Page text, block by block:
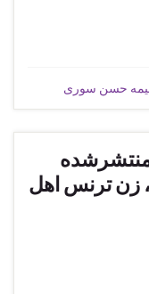
حسن سوری
زن ترنس اهل